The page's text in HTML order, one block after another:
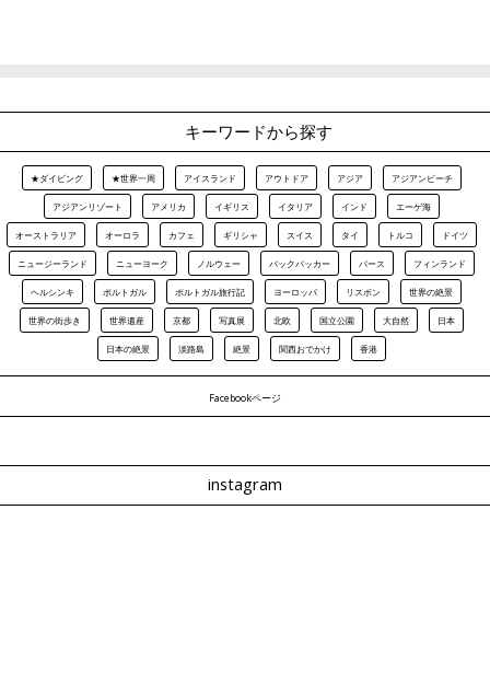
キーワードから探す
★ダイビング ★世界一周 アイスランド アウトドア アジア アジアンビーチ
アジアンリゾート アメリカ イギリス イタリア インド エーゲ海
オーストラリア オーロラ カフェ ギリシャ スイス タイ トルコ ドイツ
ニュージーランド ニューヨーク ノルウェー バックパッカー パース フィンランド
ヘルシンキ ポルトガル ポルトガル旅行記 ヨーロッパ リスボン 世界の絶景
世界の街歩き 世界遺産 京都 写真展 北欧 国立公園 大自然 日本
日本の絶景 淡路島 絶景 関西おでかけ 香港
Facebookページ
instagram